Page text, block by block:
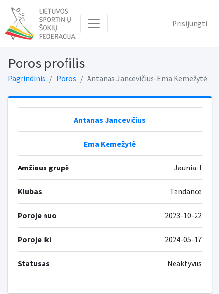
Prisijungti
Poros profilis
Pagrindinis Poros Antanas Jancevičius-Ema Kemežytė
Antanas Jancevičius
Ema Kemežytė
Amžiaus grupė Jauniai I
Klubas Tendance
Poroje nuo 2023-10-22
Poroje iki 2024-05-17
Statusas Neaktyvus